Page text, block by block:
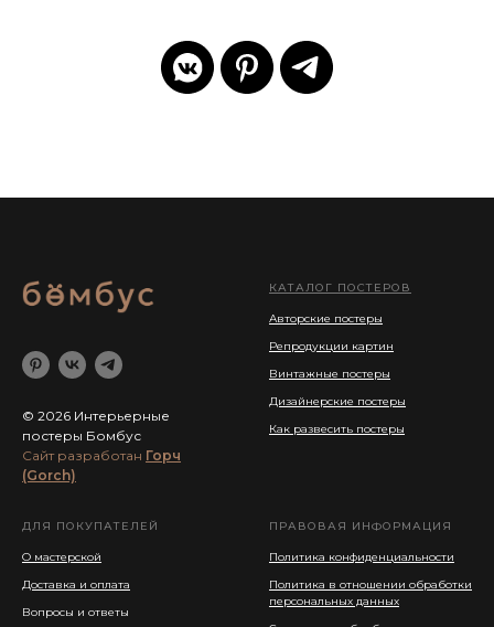
© 2026 Интерьерные
постеры Бомбус
Cайт разработан Горч
(Gorch)
КАТАЛОГ ПОСТЕРОВ
Авторские постеры
Репродукции картин
Винтажные постеры
Дизайнерские постеры
Как развесить постеры
ДЛЯ ПОКУПАТЕЛЕЙ
О мастерской
Доставка и оплата
Вопросы и ответы
ПРАВОВАЯ ИНФОРМАЦИЯ
Политика конфиденциальности
Политика в отношении обработки
персональных данных